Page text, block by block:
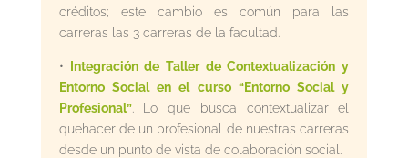
créditos; este cambio es común para las
carreras las 3 carreras de la facultad.
• Integración de Taller de Contextualización y
Entorno Social en el curso “Entorno Social y
Profesional”. Lo que busca contextualizar el
quehacer de un profesional de nuestras carreras
desde un punto de vista de colaboración social.